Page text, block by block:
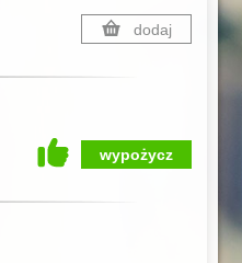
dodaj
wypożycz